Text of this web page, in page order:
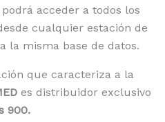
acceder a todos los
cualquier estación de
la misma base de datos.
que caracteriza a la
es distribuidor exclusivo
900.